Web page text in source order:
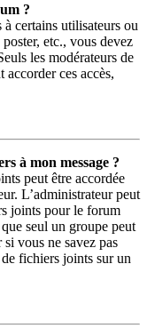
?
certains utilisateurs ou
etc., vous devez
les modérateurs de
accorder ces accès,
à mon message ?
peut être accordée
L’administrateur peut
joints pour le forum
seul un groupe peut
vous ne savez pas
fichiers joints sur un